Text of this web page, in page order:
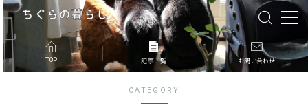
MENU
TOP 記事一覧 お問い合わせ
CATEGORY